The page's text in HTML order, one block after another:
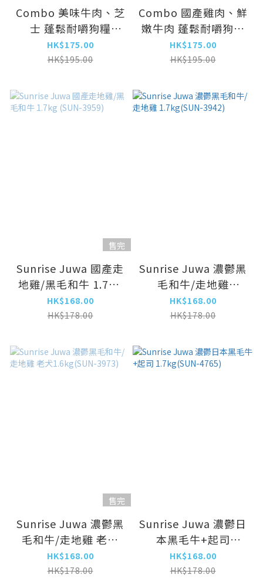
Combo 美味牛肉、芝
士 蓬鬆耐嚼狗糧
1.4kg (CMO-1781)
HK$175.00
HK$195.00
Combo 國產雞肉、鮮
嫩牛肉 蓬鬆耐嚼狗糧
1.4kg (CMO-1743)
HK$175.00
HK$195.00
售完
Sunrise Juwa 國產走
地雞/黑毛和牛 1.7kg
(SUN-3959)
HK$168.00
HK$178.00
Sunrise Juwa 濃鬱黑
毛和牛/走地雞
1.7kg(SUN-3942)
HK$168.00
HK$178.00
售完
Sunrise Juwa 濃鬱黑
毛和牛/走地雞 老犬
1.6kg(SUN-3973)
HK$168.00
HK$178.00
Sunrise Juwa 濃鬱日
本黑毛牛+起司
1.7kg(SUN-4765)
HK$168.00
HK$178.00